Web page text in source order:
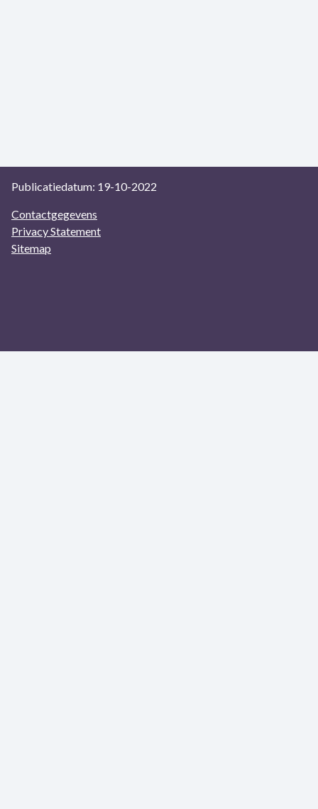
Publicatiedatum: 19-10-2022
Contactgegevens
Privacy Statement
Sitemap